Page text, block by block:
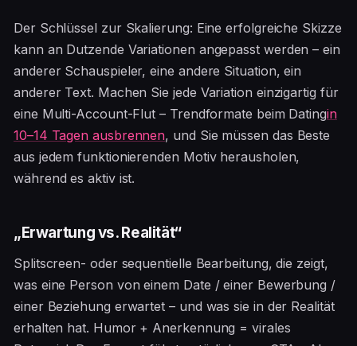
Der Schlüssel zur Skalierung: Eine erfolgreiche Skizze
kann an Dutzende Variationen angepasst werden – ein
anderer Schauspieler, eine andere Situation, ein
anderer Text. Machen Sie jede Variation einzigartig für
eine Multi-Account-Flut – Trendformate beim Datingin
10–14 Tagen ausbrennen, und Sie müssen das Beste
aus jedem funktionierenden Motiv herausholen,
während es aktiv ist.
„Erwartung vs. Realität“
Splitscreen- oder sequentielle Bearbeitung, die zeigt,
was eine Person von einem Date / einer Bewerbung /
einer Beziehung erwartet – und was sie in der Realität
erhalten hat. Humor + Anerkennung = virales